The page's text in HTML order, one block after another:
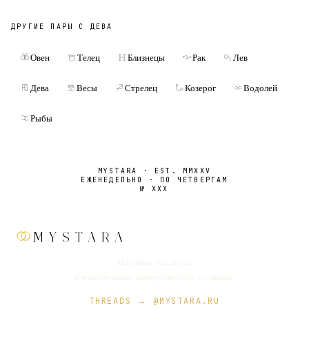
ДРУГИЕ ПАРЫ С ДЕВА
Овен Телец Близнецы Рак Лев
Дева Весы Стрелец Козерог Водолей
Рыбы
MYSTARA · EST. MMXXV
ЕЖЕНЕДЕЛЬНО · ПО ЧЕТВЕРГАМ
№ XXX
MYSTARA
THREADS → @MYSTARA.RU